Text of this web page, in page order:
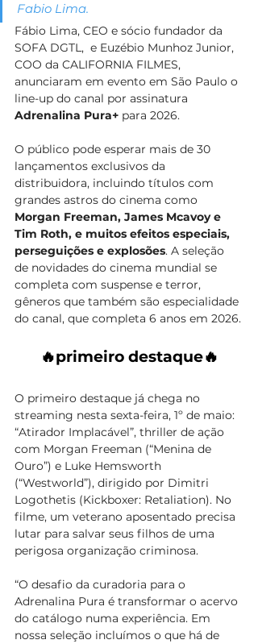
Fabio Lima.
Fábio Lima, CEO e sócio fundador da
SOFA DGTL,  e Euzébio Munhoz Junior,
COO da CALIFORNIA FILMES,
anunciaram em evento em São Paulo o
line-up do canal por assinatura
Adrenalina Pura+ para 2026.
O público pode esperar mais de 30
lançamentos exclusivos da
distribuidora, incluindo títulos com
grandes astros do cinema como
Morgan Freeman, James Mcavoy e
Tim Roth, e muitos efeitos especiais,
perseguições e explosões. A seleção
de novidades do cinema mundial se
completa com suspense e terror,
gêneros que também são especialidade
do canal, que completa 6 anos em 2026.
🔥primeiro destaque🔥
O primeiro destaque já chega no
streaming nesta sexta-feira, 1º de maio:
“Atirador Implacável”, thriller de ação
com Morgan Freeman (“Menina de
Ouro”) e Luke Hemsworth
(“Westworld”), dirigido por Dimitri
Logothetis (Kickboxer: Retaliation). No
filme, um veterano aposentado precisa
lutar para salvar seus filhos de uma
perigosa organização criminosa.
“O desafio da curadoria para o
Adrenalina Pura é transformar o acervo
do catálogo numa experiência. Em
nossa seleção incluímos o que há de